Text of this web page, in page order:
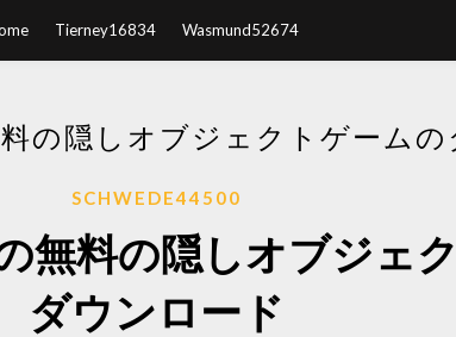
Tierney16834 Wasmund52674
の隠しオブジェクトゲームの
SCHWEDE44500
無料の隠しオブジェ
ダウンロード